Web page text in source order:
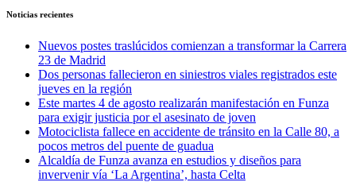
Noticias recientes
Nuevos postes traslúcidos comienzan a transformar la Carrera
23 de Madrid
Dos personas fallecieron en siniestros viales registrados este
jueves en la región
Este martes 4 de agosto realizarán manifestación en Funza
para exigir justicia por el asesinato de joven
Motociclista fallece en accidente de tránsito en la Calle 80, a
pocos metros del puente de guadua
Alcaldía de Funza avanza en estudios y diseños para
invervenir vía ‘La Argentina’, hasta Celta